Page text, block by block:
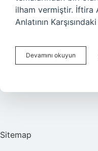
ilham vermiştir. İftira
Anlatının
Devamını okuyun
atan
denir
Sitemap